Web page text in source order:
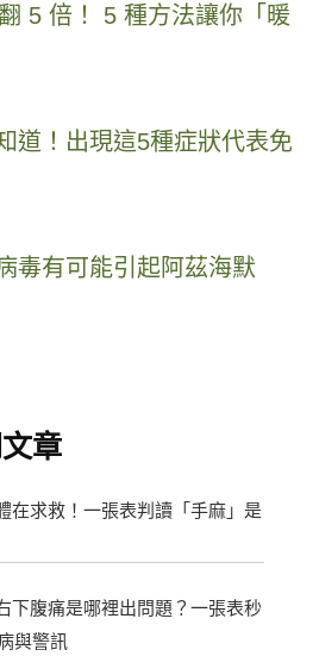
5 倍！ 5 種方法讓你「暖
道！出現這5種症狀代表免
毒有可能引起阿茲海默
章
在求救！一張表判讀「手麻」是
下腹痛是哪裡出問題？一張表秒
與警訊